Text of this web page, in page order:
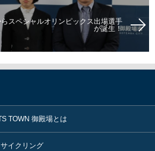
スペシャルオリンピックス出場選手
が誕生！
TOWN 御殿場とは
サイクリング